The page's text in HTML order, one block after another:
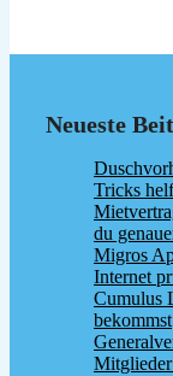
Neueste
Tricks
du
Migros
Internet
Cumulus
bekommst